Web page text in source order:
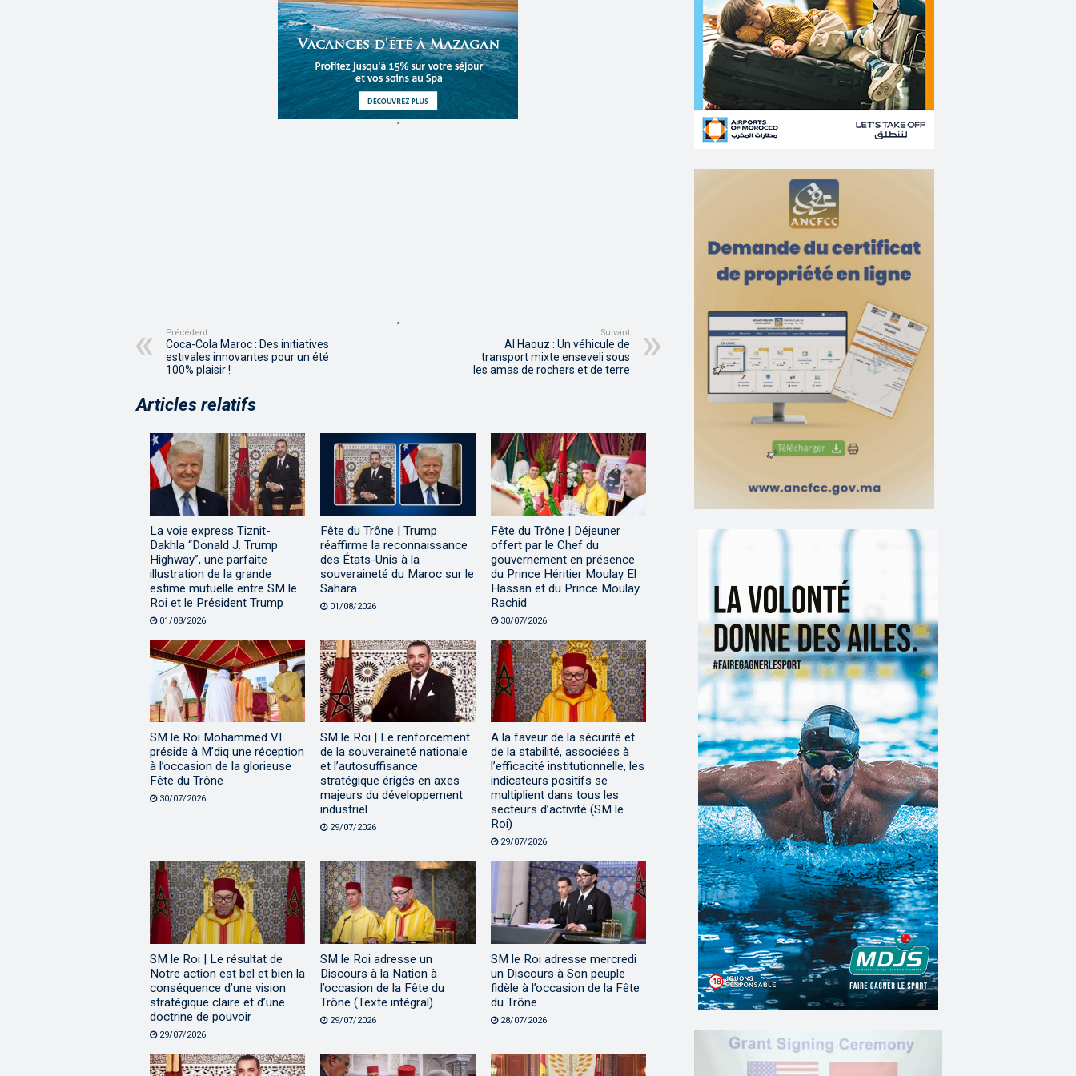
,
Précédent
Coca-Cola Maroc : Des initiatives
estivales innovantes pour un été
100% plaisir !
Suivant
Al Haouz : Un véhicule de
transport mixte enseveli sous
les amas de rochers et de terre
Articles relatifs
La voie express Tiznit-
Dakhla “Donald J. Trump
Highway”, une parfaite
illustration de la grande
estime mutuelle entre SM le
Roi et le Président Trump
01/08/2026
Fête du Trône | Trump
réaffirme la reconnaissance
des États-Unis à la
souveraineté du Maroc sur le
Sahara
01/08/2026
Fête du Trône | Déjeuner
offert par le Chef du
gouvernement en présence
du Prince Héritier Moulay El
Hassan et du Prince Moulay
Rachid
30/07/2026
SM le Roi Mohammed VI
préside à M’diq une réception
à l’occasion de la glorieuse
Fête du Trône
30/07/2026
SM le Roi | Le renforcement
de la souveraineté nationale
et l’autosuffisance
stratégique érigés en axes
majeurs du développement
industriel
29/07/2026
A la faveur de la sécurité et
de la stabilité, associées à
l’efficacité institutionnelle, les
indicateurs positifs se
multiplient dans tous les
secteurs d’activité (SM le
Roi)
29/07/2026
SM le Roi | Le résultat de
Notre action est bel et bien la
conséquence d’une vision
stratégique claire et d’une
doctrine de pouvoir
29/07/2026
SM le Roi adresse un
Discours à la Nation à
l’occasion de la Fête du
Trône (Texte intégral)
29/07/2026
SM le Roi adresse mercredi
un Discours à Son peuple
fidèle à l’occasion de la Fête
du Trône
28/07/2026